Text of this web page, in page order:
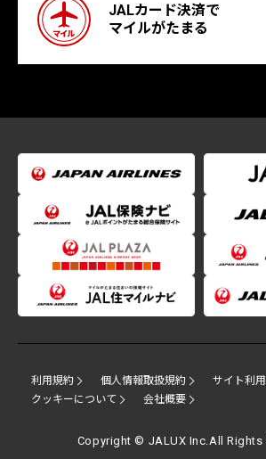
JALカード決済で
マイルがたまる
利用規約 個人情報取扱規約
サイト利
クッキーについて
会社概要
Copyright © JALUX Inc.All Rights